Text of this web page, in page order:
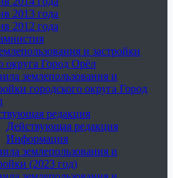
2013 года
2012 года
и застройки
округа Город Орёл
землепользования и
городского округа Город
редакция
Действующая редакция
Информация
землепользования и
(2023 год)